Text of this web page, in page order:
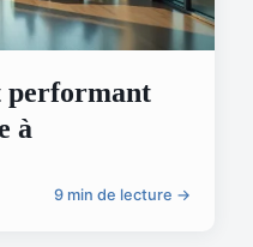
performant
à
9 min de lecture →